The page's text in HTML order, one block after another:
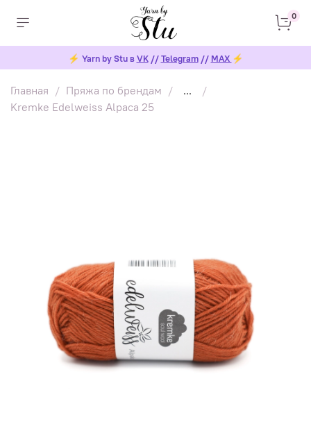
0
⚡ Yarn by Stu вVK//Telegram// MAX ⚡
Главная Пряжа по брендам
...
Kremke Edelweiss Alpaca 25